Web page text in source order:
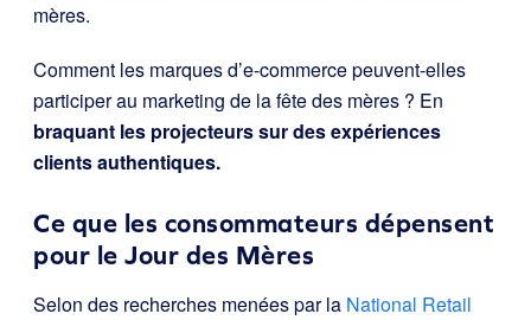
mères.
Comment les marques d’e-commerce peuvent-elles
participer au marketing de la fête des mères ? En
braquant les projecteurs sur des expériences
clients authentiques.
Ce que les consommateurs dépensent
pour le Jour des Mères
Selon des recherches menées par la National Retail